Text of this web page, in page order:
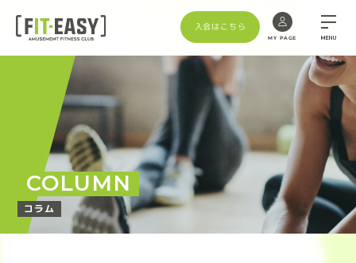
入会はこちら
MY PAGE MENU
COLUMN
コラム